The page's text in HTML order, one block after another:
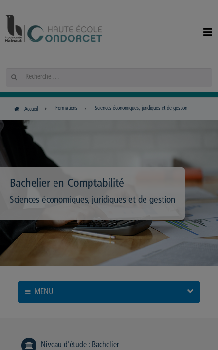
Rechercher
Accueil Formations Sciences économiques, juridiques et de gestion
Bachelier en Comptabilité
Sciences économiques, juridiques et de gestion
MENU
Niveau d'étude : Bachelier